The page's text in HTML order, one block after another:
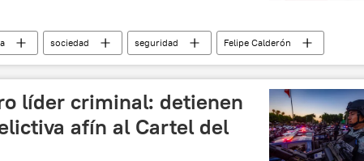
sociedad seguridad
Felipe Calderón
García Luna EEUU
México
líder criminal: detienen
afín al Cartel del